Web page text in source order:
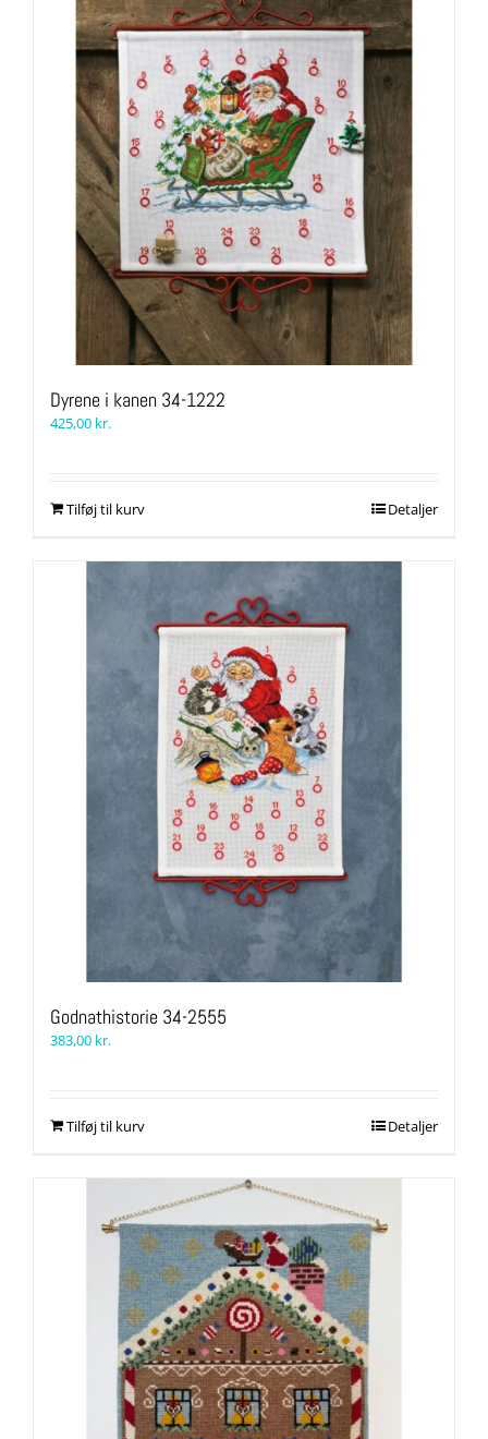
Dyrene i kanen 34-1222
425,00 kr.
Tilføj til kurv Detaljer
Godnathistorie 34-2555
383,00 kr.
Tilføj til kurv Detaljer